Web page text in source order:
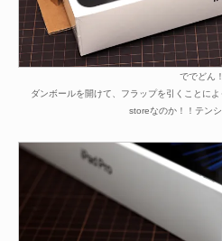
ででどん！
ダンボールを開けて、フラップを引くことに
storeなのか！！テンシ